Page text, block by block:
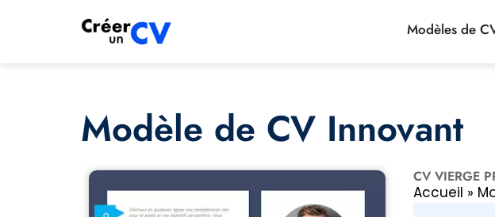
Modèles de
Modèle de CV Innovant
CV VIERGE
Accueil »